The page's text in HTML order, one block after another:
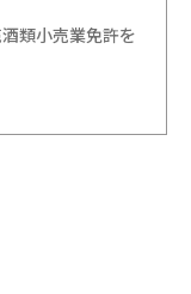
類小売業免許を